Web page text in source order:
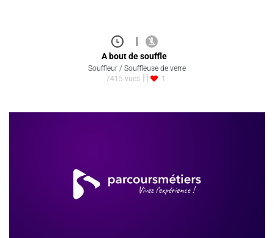
|
A bout de souffle
Souffleur / Souffleuse de verre
7415 vues
1